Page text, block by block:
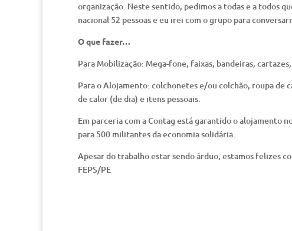
organização. Neste sentido, pedimos a todas e a todos
nacional 52 pessoas e eu irei com o grupo para
O que fazer…
Para Mobilização: Mega-fone, faixas, bandeiras,
Para o Alojamento: colchonetes e/ou colchão, roupa de
de calor (de dia) e itens pessoais.
Em parceria com a Contag está garantido o alojamento
para 500 militantes da economia solidária.
Apesar do trabalho estar sendo árduo, estamos felizes
FEPS/PE